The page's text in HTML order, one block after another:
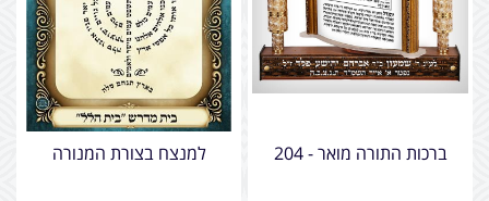
ברכות התורה מואר - 204 למנצח בצורת המנורה